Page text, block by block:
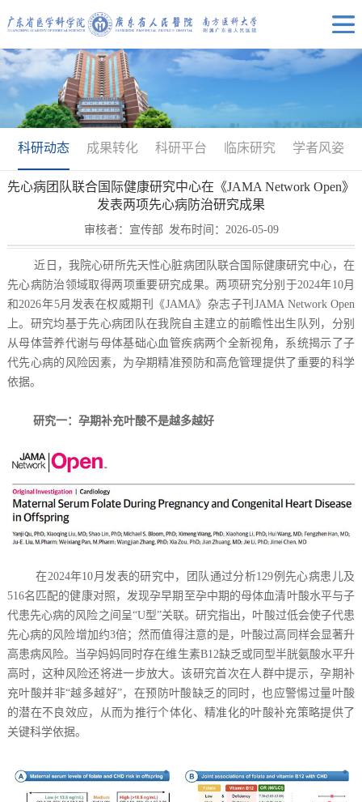
科研动态 成果转化 科研平台 临床研究 学者风姿
先心病团队联合国际健康研究中心在《JAMA Network Open》
发表两项先心病防治研究成果
审核者：宣传部 发布时间：2026-05-09
近日，我院心研所先天性心脏病团队联合国际健康研究中心，在
先心病防治领域取得两项重要研究成果。两项研究分别于2024年10月
和2026年5月发表在权威期刊《JAMA》杂志子刊JAMA Network Open
上。研究均基于先心病团队在我院自主建立的前瞻性出生队列，分别
从母体营养代谢与母体基础心血管疾病两个全新视角，系统揭示了子
代先心病的风险因素，为孕期精准预防和高危管理提供了重要的科学
依据。
研究一：孕期补充叶酸不是越多越好
在2024年10月发表的研究中，团队通过分析129例先心病患儿及
516名匹配的健康对照，发现孕早期至孕中期的母体血清叶酸水平与子
代患先心病的风险之间呈“U型”关联。研究指出，叶酸过低会使子代患
先心病的风险增加约3倍；然而值得注意的是，叶酸过高同样会显著升
高患病风险。当孕妈妈同时存在维生素B12缺乏或同型半胱氨酸水平升
高时，这种风险还将进一步放大。该研究首次在人群中提示，孕期补
充叶酸并非“越多越好”，在预防叶酸缺乏的同时，也应警惕过量叶酸
的潜在不良效应，从而为推行个体化、精准化的叶酸补充策略提供了
关键科学依据。